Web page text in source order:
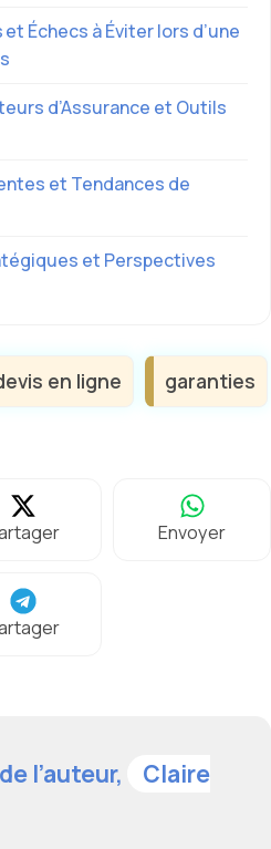
Échecs à Éviter lors d’une
d’Assurance et Outils
et Tendances de
et Perspectives
en ligne garanties
Envoyer
l’auteur,
Claire